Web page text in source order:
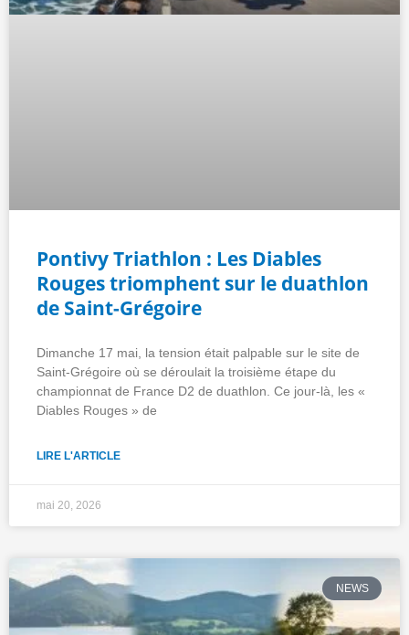
Pontivy Triathlon : Les Diables
Rouges triomphent sur le duathlon
de Saint-Grégoire
Dimanche 17 mai, la tension était palpable sur le site de
Saint-Grégoire où se déroulait la troisième étape du
championnat de France D2 de duathlon. Ce jour-là, les «
Diables Rouges » de
LIRE L'ARTICLE
mai 20, 2026
NEWS